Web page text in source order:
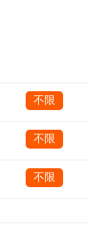
不限
不限
不限